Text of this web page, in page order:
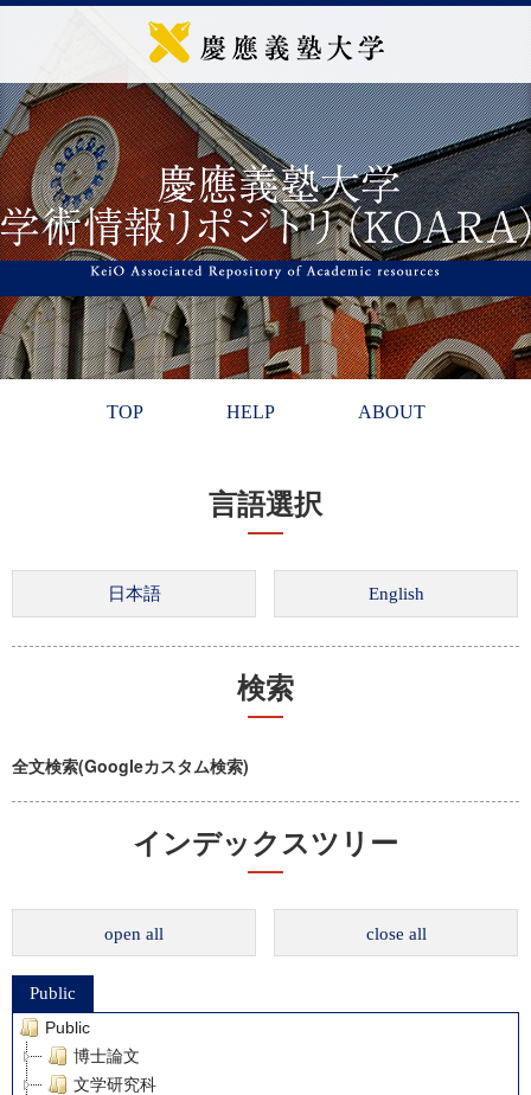
TOP HELP ABOUT
言語選択
検索
全文検索(Googleカスタム検索)
インデックスツリー
open all close all
Public
Public
博士論文
文学研究科